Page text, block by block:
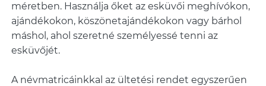
méretben. Használja őket az esküvői meghívókon,
ajándékokon, köszönetajándékokon vagy bárhol
máshol, ahol szeretné személyessé tenni az
esküvőjét.
A névmatricáinkkal az ültetési rendet egyszerűen